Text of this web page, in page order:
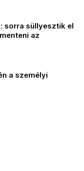
sorra süllyesztik el
az
a személyi